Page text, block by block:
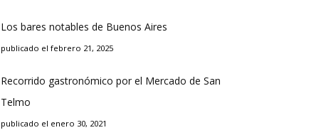
Los bares notables de Buenos Aires
publicado el febrero 21, 2025
Recorrido gastronómico por el Mercado de San
Telmo
publicado el enero 30, 2021